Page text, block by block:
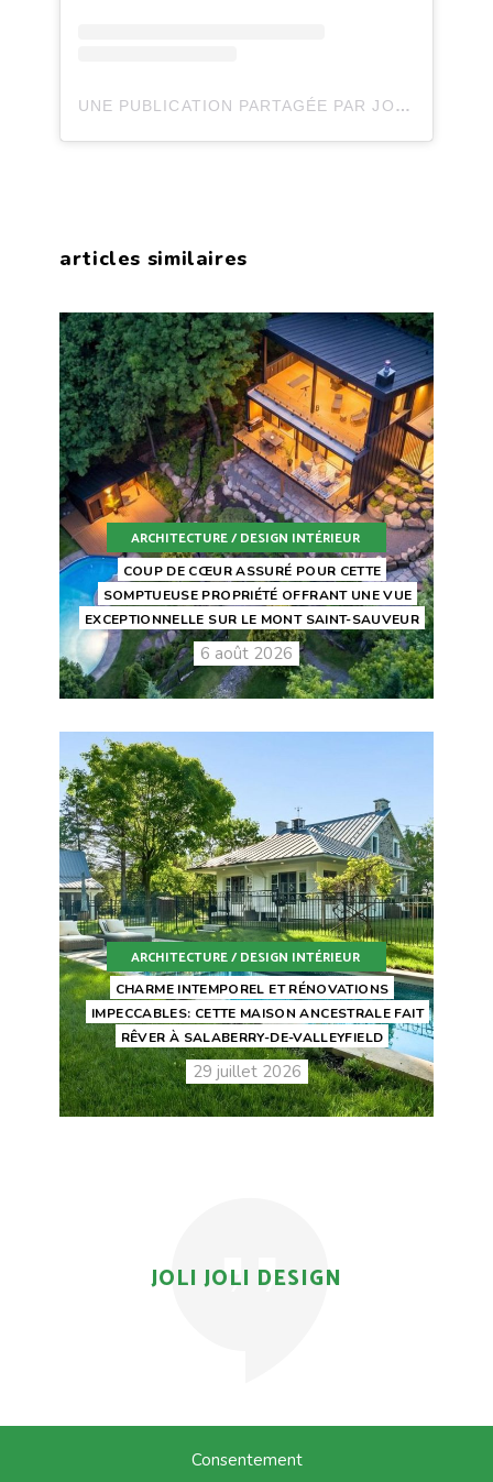
UNE PUBLICATION PARTAGÉE PAR JOLI JOLI DESIGN (@JOLIJOLIDESIGN)
articles similaires
ARCHITECTURE / DESIGN INTÉRIEUR
COUP DE CŒUR ASSURÉ POUR CETTE
SOMPTUEUSE PROPRIÉTÉ OFFRANT UNE VUE
EXCEPTIONNELLE SUR LE MONT SAINT-SAUVEUR
6 août 2026
ARCHITECTURE / DESIGN INTÉRIEUR
CHARME INTEMPOREL ET RÉNOVATIONS
IMPECCABLES: CETTE MAISON ANCESTRALE FAIT
RÊVER À SALABERRY-DE-VALLEYFIELD
29 juillet 2026
JOLI JOLI DESIGN
Consentement